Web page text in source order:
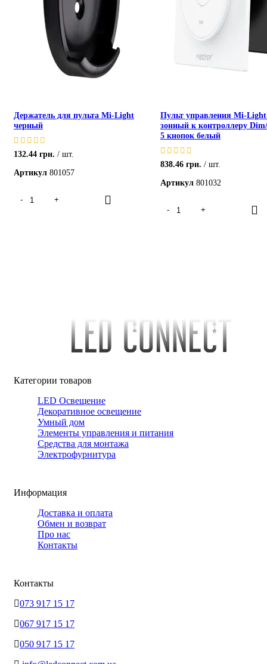
Держатель для пульта Mi-Light
черный
132.44 грн.
шт.
Артикул 801057
Пульт управления Mi-
зонный к контроллеру
5 кнопок белый
838.46 грн.
шт.
Артикул 801032
Категории товаров
LED Освещение
Декоративное освещение
Умный дом
Элементы управления и питания
Средства для монтажа
Электрофурнитура
Информация
Доставка и оплата
Обмен и возврат
Про нас
Контакты
Контакты
073 917 15 17
067 917 15 17
050 917 15 17